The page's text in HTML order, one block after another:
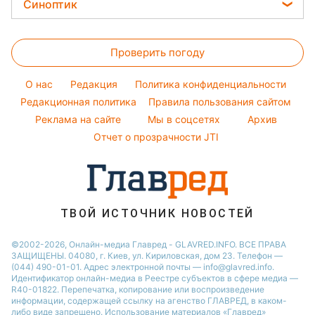
Новости Черкассы
Алла Пугачева
Максим Галкин
Настя Каменских
Тарифы
Салаты
Простые блюда
Легкие десерты
Напитки
Праздничное меню
Синоптик
Магнитные бури
Погода на сегодня
Погода на завтра
Пылевая буря
Проверить погоду
O нас Редакция
Политика конфиденциальности
Редакционная политика
Правила пользования сайтом
Реклама на сайте
Мы в соцсетях
Архив
Отчет о прозрачности JTI
ТВОЙ ИСТОЧНИК НОВОСТЕЙ
©2002-2026, Онлайн-медиа Главред - GLAVRED.INFO. ВСЕ ПРАВА
ЗАЩИЩЕНЫ. 04080, г. Киев, ул. Кириловская, дом 23. Телефон —
(044) 490-01-01. Адрес электронной почты — info@glavred.info.
Идентификатор онлайн-медиа в Реестре cубъектов в сфере медиа —
R40-01822. Перепечатка, копирование или воспроизведение
информации, содержащей ссылку на агенство ГЛАВРЕД, в каком-
либо виде запрещено. Использование материалов «Главред»